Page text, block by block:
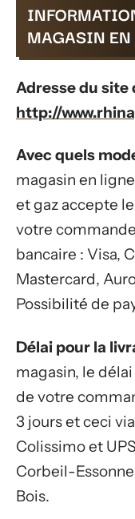
MAGASIN
Adresse du site
http://
Avec quels
magasin en
et gaz accepte
votre
bancaire : Visa,
Mastercard,
Possibilité de
Délai pour la
magasin, le
de votre
3 jours et ceci
Colissimo et
Corbeil-
Bois.